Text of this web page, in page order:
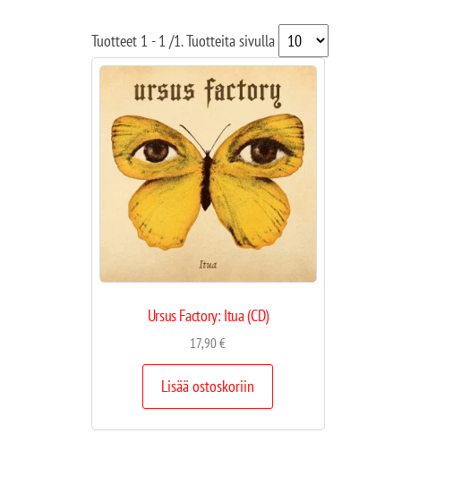
Tuotteet 1 - 1 /1. Tuotteita sivulla
Ursus Factory: Itua (CD)
17,90€
Lisää ostoskoriin